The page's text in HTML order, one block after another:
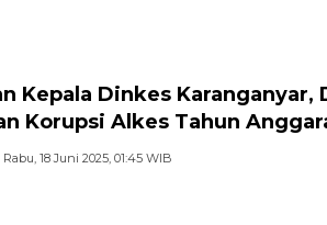
Kepala Dinkes Karanganyar,
Korupsi Alkes Tahun
Rabu, 18 Juni 2025, 01:45 WIB